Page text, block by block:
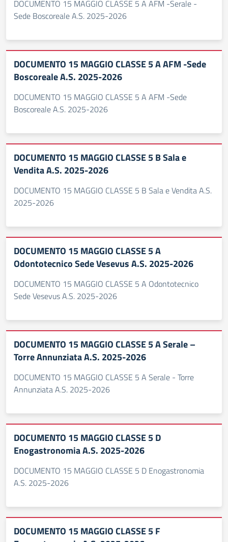
DOCUMENTO 15 MAGGIO CLASSE 5 A AFM -Serale -
Sede Boscoreale A.S. 2025-2026
DOCUMENTO 15 MAGGIO CLASSE 5 A AFM -Sede
Boscoreale A.S. 2025-2026
DOCUMENTO 15 MAGGIO CLASSE 5 A AFM -Sede
Boscoreale A.S. 2025-2026
DOCUMENTO 15 MAGGIO CLASSE 5 B Sala e
Vendita A.S. 2025-2026
DOCUMENTO 15 MAGGIO CLASSE 5 B Sala e Vendita A.S.
2025-2026
DOCUMENTO 15 MAGGIO CLASSE 5 A
Odontotecnico Sede Vesevus A.S. 2025-2026
DOCUMENTO 15 MAGGIO CLASSE 5 A Odontotecnico
Sede Vesevus A.S. 2025-2026
DOCUMENTO 15 MAGGIO CLASSE 5 A Serale –
Torre Annunziata A.S. 2025-2026
DOCUMENTO 15 MAGGIO CLASSE 5 A Serale - Torre
Annunziata A.S. 2025-2026
DOCUMENTO 15 MAGGIO CLASSE 5 D
Enogastronomia A.S. 2025-2026
DOCUMENTO 15 MAGGIO CLASSE 5 D Enogastronomia
A.S. 2025-2026
DOCUMENTO 15 MAGGIO CLASSE 5 F